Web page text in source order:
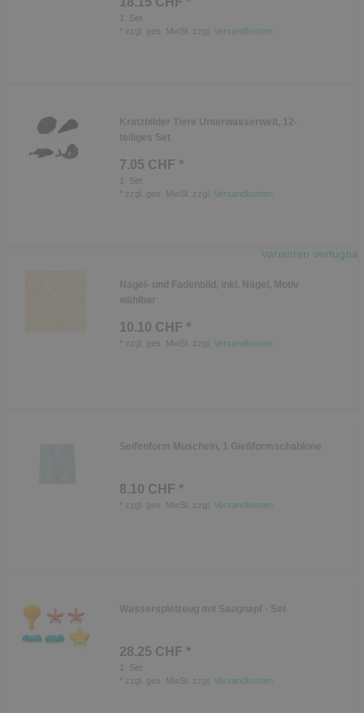
1
Set
zzgl. ges. MwSt. zzgl. Versandkosten
Kratzbilder Tiere Unterwasserwelt, 12-
teiliges Set
7.05 CHF *
1
Set
zzgl. ges. MwSt. zzgl. Versandkosten
Varianten verfügbar
Nagel- und Fadenbild, inkl. Nägel, Motiv
wählbar
10.10 CHF *
zzgl. ges. MwSt. zzgl. Versandkosten
Seifenform Muscheln, 1 Gießformschablone
8.10 CHF *
zzgl. ges. MwSt. zzgl. Versandkosten
Wasserspielzeug mit Saugnapf - Set
28.25 CHF *
Set
zzgl. ges. MwSt. zzgl. Versandkosten